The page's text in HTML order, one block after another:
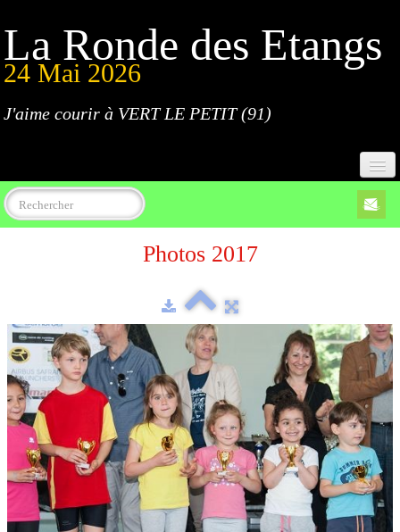
La Ronde des Etangs
24 Mai 2026
J'aime courir à VERT LE PETIT (91)
Accueil
Règlement
Parcours
Résultats
Devenez bénévoles
Partenaires
Photos
Photos 2017